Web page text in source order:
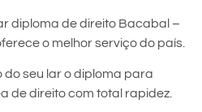
diploma de direito Bacabal –
o melhor serviço do país.
seu lar o diploma para
de direito com total rapidez.